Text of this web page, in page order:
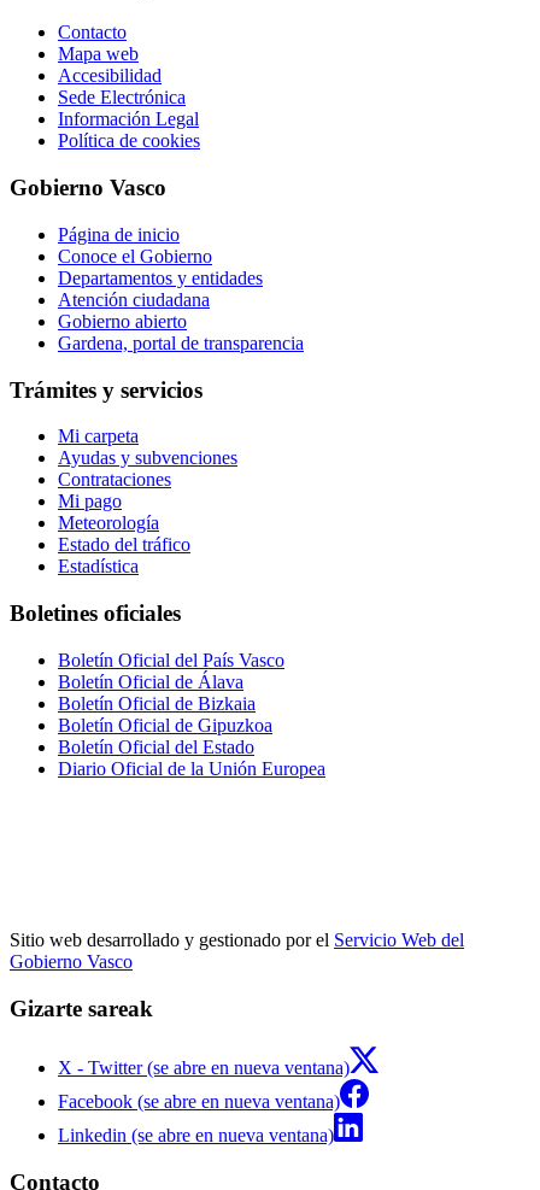
Contacto
Mapa web
Accesibilidad
Sede Electrónica
Información Legal
Política de cookies
Gobierno Vasco
Página de inicio
Conoce el Gobierno
Departamentos y entidades
Atención ciudadana
Gobierno abierto
Gardena, portal de transparencia
Trámites y servicios
Mi carpeta
Ayudas y subvenciones
Contrataciones
Mi pago
Meteorología
Estado del tráfico
Estadística
Boletines oficiales
Boletín Oficial del País Vasco
Boletín Oficial de Álava
Boletín Oficial de Bizkaia
Boletín Oficial de Gipuzkoa
Boletín Oficial del Estado
Diario Oficial de la Unión Europea
Sitio web desarrollado y gestionado por el Servicio Web del
Gobierno Vasco
Gizarte sareak
X - Twitter (se abre en nueva ventana)
Facebook (se abre en nueva ventana)
Linkedin (se abre en nueva ventana)
Contacto